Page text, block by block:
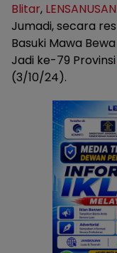
Blitar,
Jumadi, secara
Basuki Mawa
Jadi ke-79 Provinsi
(3/10/24).